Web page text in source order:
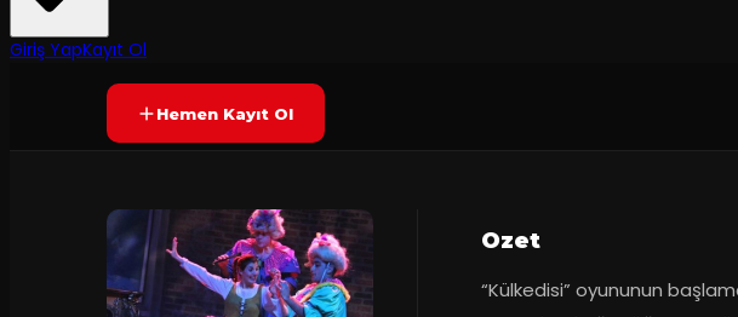
Giriş YapKayıt OlYAKINDA
Hemen Kayıt Ol
Ozet
“Külkedisi” oyununun